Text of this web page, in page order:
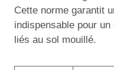
Cette norme garantit
indispensable pour
liés au sol mouillé.